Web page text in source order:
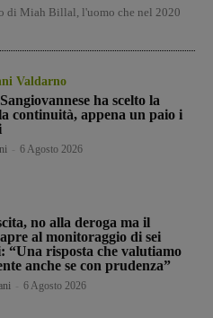
di Miah Billal, l'uomo che nel 2020
Valdarno
ha scelto la
continuità, appena un paio i
6 Agosto 2026
no alla deroga ma il
al monitoraggio di sei
“Una risposta che valutiamo
anche se con prudenza”
6 Agosto 2026